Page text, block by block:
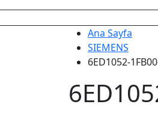
Ana Sayfa
SIEMENS
6ED1052-